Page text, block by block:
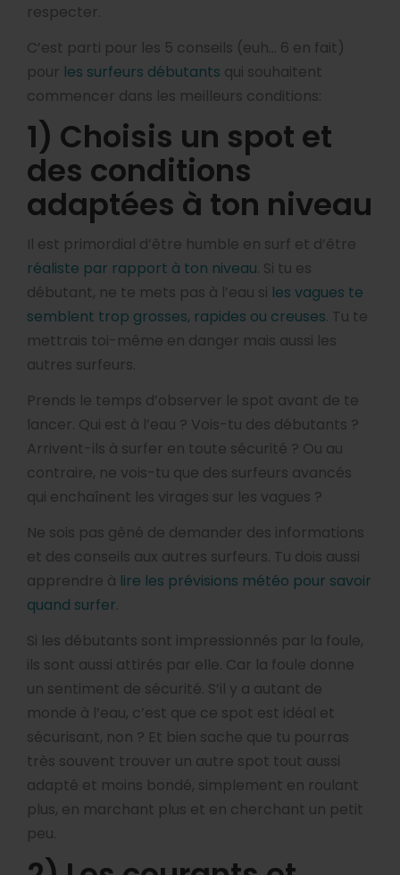
respecter.
C’est parti pour les 5 conseils (euh… 6 en fait)
pour les surfeurs débutants qui souhaitent
commencer dans les meilleurs conditions:
1) Choisis un spot et
des conditions
adaptées à ton niveau
Il est primordial d’être humble en surf et d’être
réaliste par rapport à ton niveau. Si tu es
débutant, ne te mets pas à l’eau si les vagues te
semblent trop grosses, rapides ou creuses. Tu te
mettrais toi-même en danger mais aussi les
autres surfeurs.
Prends le temps d’observer le spot avant de te
lancer. Qui est à l’eau ? Vois-tu des débutants ?
Arrivent-ils à surfer en toute sécurité ? Ou au
contraire, ne vois-tu que des surfeurs avancés
qui enchaînent les virages sur les vagues ?
Ne sois pas gêné de demander des informations
et des conseils aux autres surfeurs. Tu dois aussi
apprendre à lire les prévisions météo pour savoir
quand surfer.
Si les débutants sont impressionnés par la foule,
ils sont aussi attirés par elle. Car la foule donne
un sentiment de sécurité. S’il y a autant de
monde à l’eau, c’est que ce spot est idéal et
sécurisant, non ? Et bien sache que tu pourras
très souvent trouver un autre spot tout aussi
adapté et moins bondé, simplement en roulant
plus, en marchant plus et en cherchant un petit
peu.